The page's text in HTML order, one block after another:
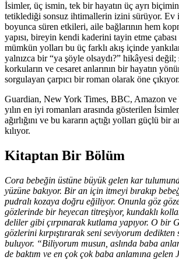
İsimler, üç ismin, tek bir hayatın üç ayrı
tetiklediği sonsuz ihtimallerin izini sürüyor. Ev
boyunca süren etkileri, aile bağlarının hem
yapısı, bireyin kendi kaderini tayin etme
mümkün yolları bu üç farklı akış içinde
yalnızca bir “ya şöyle olsaydı?” hikâyesi değil;
korkuların ve cesaret anlarının bir hayatın
sorgulayan çarpıcı bir roman olarak öne çıkıyor.
Guardian, New York Times, BBC, Amazon ve
yılın en iyi romanları arasında gösterilen
ağırlığını ve bu kararın açtığı yolları güçlü bir
kılıyor.
Kitaptan Bir Bölüm
Cora bebeğin üstüne büyük gelen kar
yüzüne bakıyor. Bir an için itmeyi bırakıp
pudralı kozaya doğru eğiliyor. Onunla göz
gözlerinde bir heyecan titreşiyor, kundaklı
deliler gibi çırpınarak kutlama yapıyor. O bir
gözlerini kırpıştırarak seni seviyorum
buluyor. “Biliyorum musun, aslında baba
de baktım ve en çok çok baba anlamına gelen